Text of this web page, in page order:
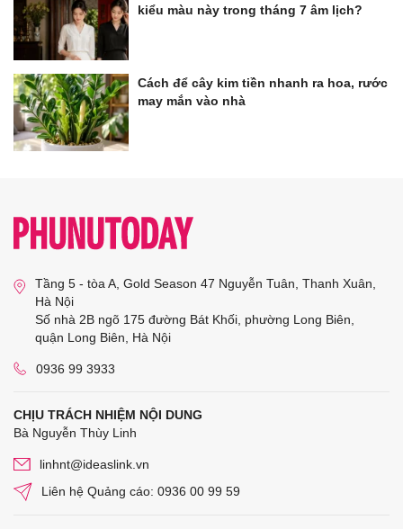
kiểu màu này trong tháng 7 âm lịch?
Cách để cây kim tiền nhanh ra hoa, rước
may mắn vào nhà
Tầng 5 - tòa A, Gold Season 47 Nguyễn Tuân, Thanh Xuân,
Hà Nội
Số nhà 2B ngõ 175 đường Bát Khối, phường Long Biên,
quận Long Biên, Hà Nội
0936 99 3933
CHỊU TRÁCH NHIỆM NỘI DUNG
Bà Nguyễn Thùy Linh
linhnt@ideaslink.vn
Liên hệ Quảng cáo: 0936 00 99 59